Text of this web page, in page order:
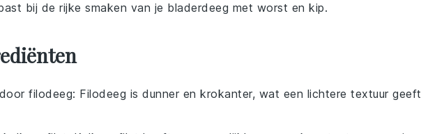
bij de rijke smaken van je bladerdeeg met worst en kip.
filodeeg: Filodeeg is dunner en krokanter, wat een lichtere textuur geeft